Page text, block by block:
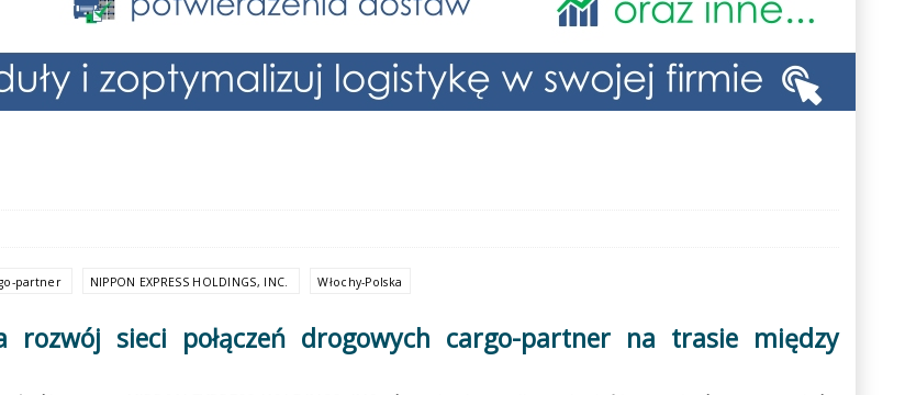
partner NIPPON EXPRESS HOLDINGS, INC. Włochy-Polska
rozwój sieci połączeń drogowych cargo-partner na trasie między